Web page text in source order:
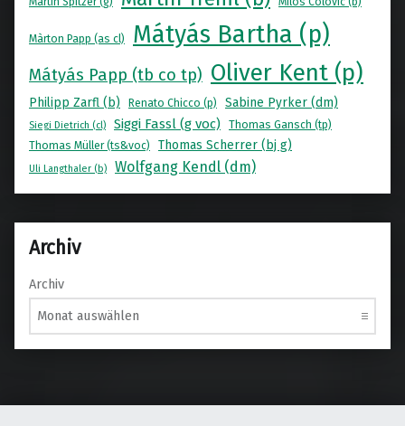
Màrton Papp (as cl) Mátyás Bartha (p)
Mátyás Papp (tb co tp) Oliver Kent (p)
Philipp Zarfl (b) Renato Chicco (p) Sabine Pyrker (dm)
Siegi Dietrich (cl) Siggi Fassl (g voc)
Thomas Gansch (tp)
Thomas Müller (ts&voc)
Thomas Scherrer (bj g)
Uli Langthaler (b) Wolfgang Kendl (dm)
Archiv
Archiv